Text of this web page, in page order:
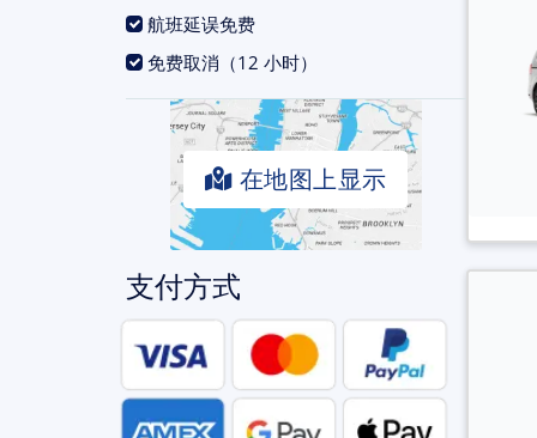
航班延误免费
免费取消（12 小时）
在地图上显示
支付方式